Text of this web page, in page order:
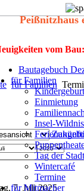
Peißnitzhaus
vom Bau:
Bautagebuch
für Familien
Einmietung
Insel-
Tag der
Wintercafé
Termine
für Mitmacher
für Familien
7. Juli 2025